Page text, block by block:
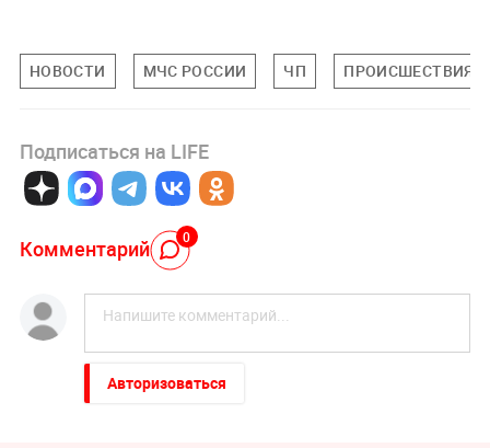
НОВОСТИ МЧС РОССИИ ЧП ПРОИСШЕСТВИЯ
Подписаться на LIFE
Комментарий 0
Авторизоваться